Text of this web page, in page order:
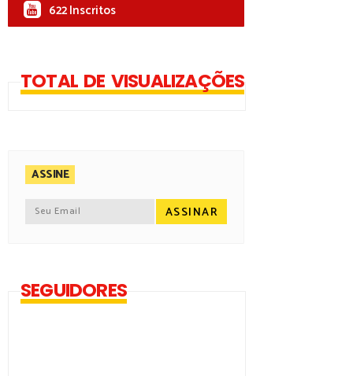
622 Inscritos
TOTAL DE VISUALIZAÇÕES
ASSINE
SEGUIDORES